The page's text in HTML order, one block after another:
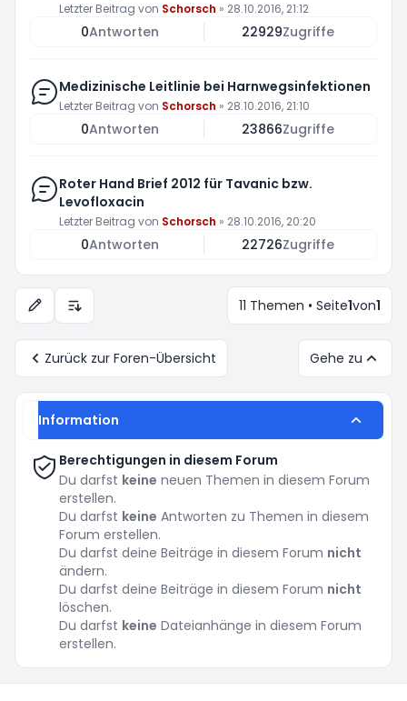
Letzter Beitrag von Schorsch » 28.10.2016, 21:12
0Antworten 22929Zugriffe
Medizinische Leitlinie bei Harnwegsinfektionen
Letzter Beitrag von Schorsch » 28.10.2016, 21:10
0Antworten 23866Zugriffe
Roter Hand Brief 2012 für Tavanic bzw.
Levofloxacin
Letzter Beitrag von Schorsch » 28.10.2016, 20:20
0Antworten 22726Zugriffe
Anzeige- und Sortierungs-Einstellungen
11 Themen • Seite1von1
Zurück zur Foren-Übersicht Gehe zu
Information
Berechtigungen in diesem Forum
Du darfst keine neuen Themen in diesem Forum
erstellen.
Du darfst keine Antworten zu Themen in diesem
Forum erstellen.
Du darfst deine Beiträge in diesem Forum nicht
ändern.
Du darfst deine Beiträge in diesem Forum nicht
löschen.
Du darfst keine Dateianhänge in diesem Forum
erstellen.